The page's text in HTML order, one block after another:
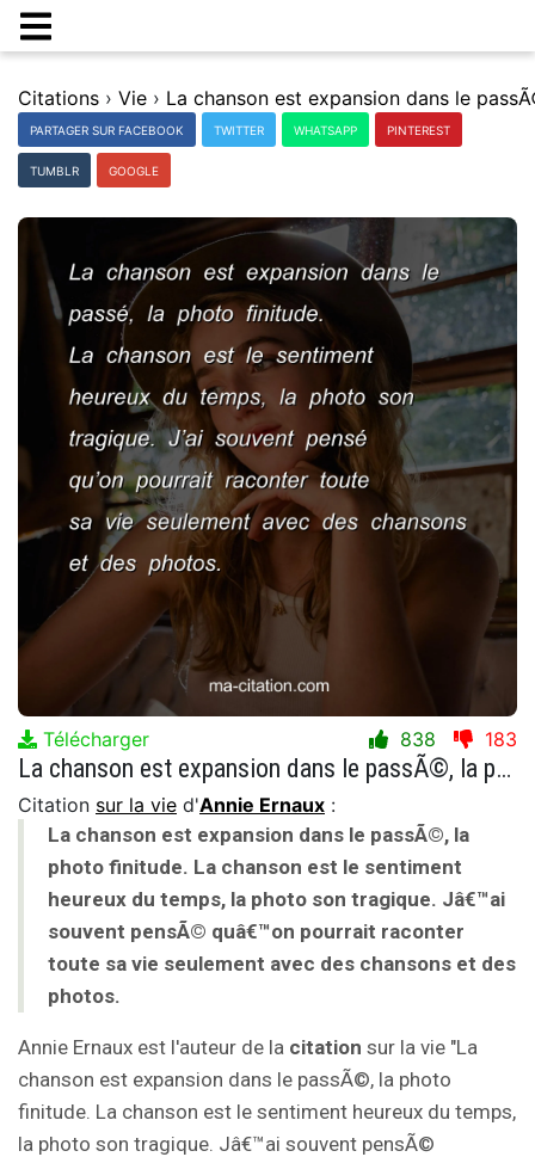
Citations › Vie ›
PARTAGER SUR FACEBOOK TWITTER WHATSAPP PINTEREST
TUMBLR GOOGLE
Télécharger 838 183
La chanson est expansion dans le passÃ©, la photo finitude. La chanson est le sentiment heureux du temps, la photo son tragique. Jâ€™ai souvent pensÃ© quâ€™on pourrait raconter toute sa vie seulement avec des chansons et des photos.
Citation sur la vie d'Annie Ernaux :
La chanson est expansion dans le passÃ©, la
photo finitude. La chanson est le sentiment
heureux du temps, la photo son tragique. Jâ€™ai
souvent pensÃ© quâ€™on pourrait raconter
toute sa vie seulement avec des chansons et des
photos.
Annie Ernaux est l'auteur de la citation sur la vie "La
chanson est expansion dans le passÃ©, la photo
finitude. La chanson est le sentiment heureux du temps,
la photo son tragique. Jâ€™ai souvent pensÃ©